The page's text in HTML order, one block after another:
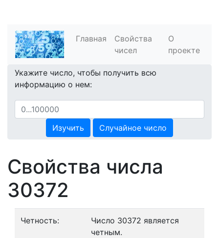
Главная
Свойства
чисел
О
проекте
Укажите число, чтобы получить всю
информацию о нем:
Изучить Случайное число
Свойства числа
30372
Четность:
Число 30372 является
четным.